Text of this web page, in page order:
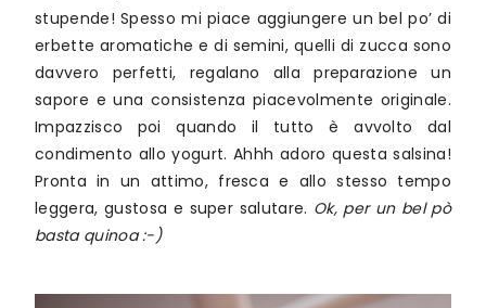
stupende! Spesso mi piace aggiungere un bel po’ di
erbette aromatiche e di semini, quelli di zucca sono
davvero perfetti, regalano alla preparazione un
sapore e una consistenza piacevolmente originale.
Impazzisco poi quando il tutto è avvolto dal
condimento allo yogurt. Ahhh adoro questa salsina!
Pronta in un attimo, fresca e allo stesso tempo
leggera, gustosa e super salutare. Ok, per un bel pò
basta quinoa :-)